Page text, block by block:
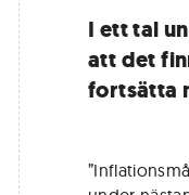
I ett tal
att det
fortsätta